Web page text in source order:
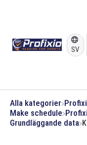
SV
Alla kategorier
​Make schedule
​Grundläggande data